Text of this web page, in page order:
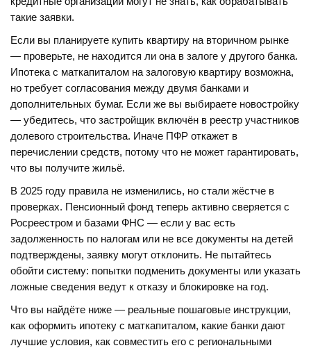
такие заявки.
Если вы планируете купить квартиру на вторичном рынке
— проверьте, не находится ли она в залоге у другого банка.
Ипотека с маткапиталом на залоговую квартиру возможна,
но требует согласования между двумя банками и
дополнительных бумаг. Если же вы выбираете новостройку
— убедитесь, что застройщик включён в реестр участников
долевого строительства. Иначе ПФР откажет в
перечислении средств, потому что не может гарантировать,
что вы получите жильё.
В 2025 году правила не изменились, но стали жёстче в
проверках. Пенсионный фонд теперь активно сверяется с
Росреестром и базами ФНС — если у вас есть
задолженность по налогам или не все документы на детей
подтверждены, заявку могут отклонить. Не пытайтесь
обойти систему: попытки подменить документы или указать
ложные сведения ведут к отказу и блокировке на год.
Что вы найдёте ниже — реальные пошаговые инструкции,
как оформить ипотеку с маткапиталом, какие банки дают
лучшие условия, как совместить его с региональными